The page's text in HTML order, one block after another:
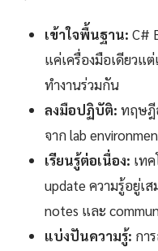
เข้าใจพื้นฐาน: C#
แค่เครื่องมือเดียวแ
ทำงานร่วมกัน
ลงมือปฏิบัติ: ทฤษฎี
จาก lab
เรียนรู้ต่อเนื่อง: เท
update ความรู้อยู่เ
notes และ
แบ่งปันความรู้: กา